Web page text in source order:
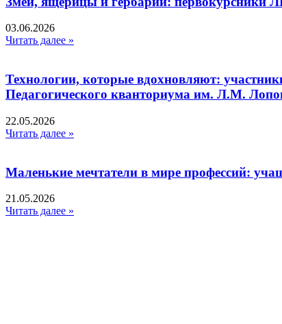
03.06.2026
Читать далее »
Технологии, которые вдохновляют:
Педагогического кванториума им. Л.М.
22.05.2026
Читать далее »
Маленькие мечтатели в мире профессий:
21.05.2026
Читать далее »